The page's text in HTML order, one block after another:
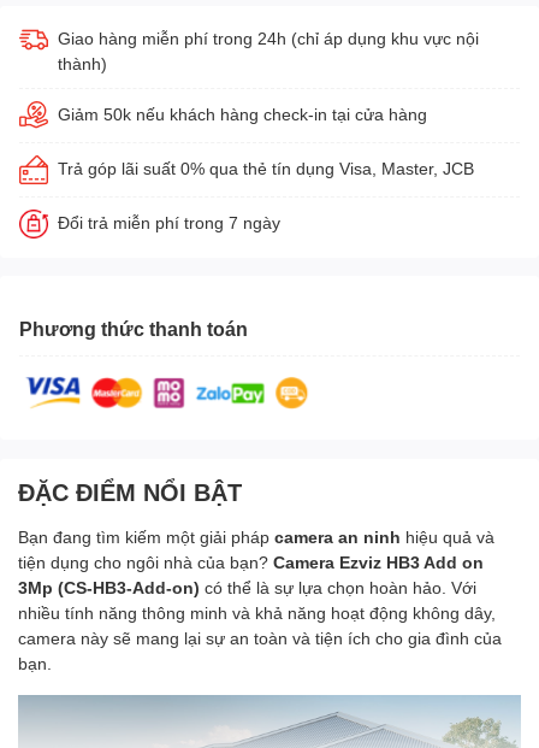
Giao hàng miễn phí trong 24h (chỉ áp dụng khu vực nội
thành)
Giảm 50k nếu khách hàng check-in tại cửa hàng
Trả góp lãi suất 0% qua thẻ tín dụng Visa, Master, JCB
Đổi trả miễn phí trong 7 ngày
Phương thức thanh toán
ĐẶC ĐIỂM NỔI BẬT
Bạn đang tìm kiếm một giải pháp camera an ninh hiệu quả và
tiện dụng cho ngôi nhà của bạn? Camera Ezviz HB3 Add on
3Mp (CS-HB3-Add-on) có thể là sự lựa chọn hoàn hảo. Với
nhiều tính năng thông minh và khả năng hoạt động không dây,
camera này sẽ mang lại sự an toàn và tiện ích cho gia đình của
bạn.